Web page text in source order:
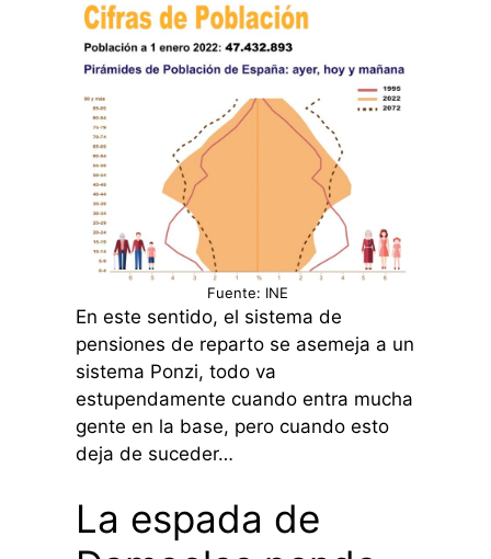
Fuente: INE
En este sentido, el sistema de
pensiones de reparto se asemeja a un
sistema Ponzi, todo va
estupendamente cuando entra mucha
gente en la base, pero cuando esto
deja de suceder…
La espada de